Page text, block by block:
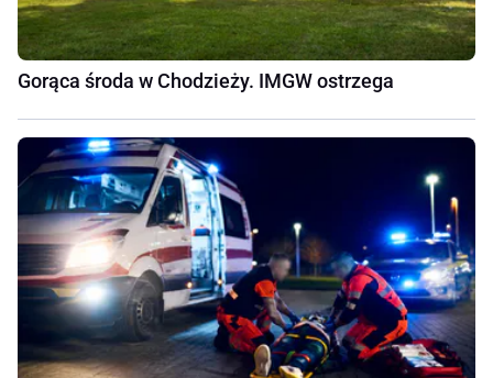
Gorąca środa w Chodzieży. IMGW ostrzega